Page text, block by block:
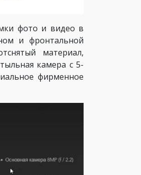
фото и видео в
и фронтальной
материал,
камера с 5-
фирменное